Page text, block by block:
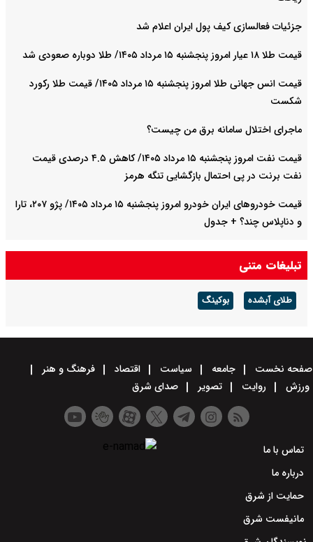
اعلام شد
قیمت انس جهانی طلا امروز پنجشنبه ۱۵ مرداد ۱۴۰۵/ قیمت طلا رکورد
من چیست؟
قیمت نفت امروز پنجشنبه ۱۵ مرداد ۱۴۰۵/ کاهش ۴.۵ درصدی قیمت
تنگه هرمز
قیمت خودرو‌های ایران خودرو امروز پنجشنبه ۱۵ مرداد ۱۴۰۵/ پژو ۲۰۷، تارا
قیمت خودرو‌های سایپا امروز پنجشنبه ۱۵ مرداد ۱۴۰۵/ شاهین، کوییک و
سیاست اقتصاد
فرهنگ و هنر
صدای شرق